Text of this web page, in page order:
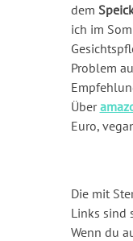
dem
ich im
Problem
Über
Euro,
Die mit
Links sind
Wenn du